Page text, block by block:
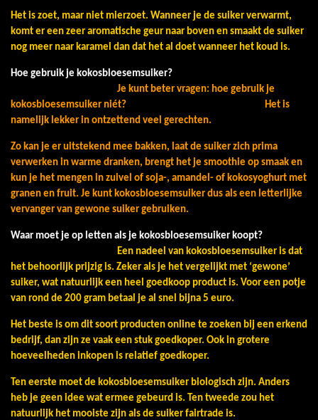
Het is zoet, maar niet mierzoet. Wanneer je de suiker verwarmt,
komt er een zeer aromatische geur naar boven en smaakt de suiker
nog meer naar karamel dan dat het al doet wanneer het koud is.
Hoe gebruik je kokosbloesemsuiker?
Je kunt beter vragen: hoe gebruik je
kokosbloesemsuiker niét? Het is
namelijk lekker in ontzettend veel gerechten.
Zo kan je er uitstekend mee bakken, laat de suiker zich prima
verwerken in warme dranken, brengt het je smoothie op smaak en
kun je het mengen in zuivel of soja-, amandel- of kokosyoghurt met
granen en fruit. Je kunt kokosbloesemsuiker dus als een letterlijke
vervanger van gewone suiker gebruiken.
Waar moet je op letten als je kokosbloesemsuiker koopt?
Een nadeel van kokosbloesemsuiker is dat
het behoorlijk prijzig is. Zeker als je het vergelijkt met ‘gewone’
suiker, wat natuurlijk een heel goedkoop product is. Voor een potje
van rond de 200 gram betaal je al snel bijna 5 euro.
Het beste is om dit soort producten online te zoeken bij een erkend
bedrijf, dan zijn ze vaak een stuk goedkoper. Ook in grotere
hoeveelheden inkopen is relatief goedkoper.
Ten eerste moet de kokosbloesemsuiker biologisch zijn. Anders
heb je geen idee wat ermee gebeurd is. Ten tweede zou het
natuurlijk het mooiste zijn als de suiker fairtrade is.